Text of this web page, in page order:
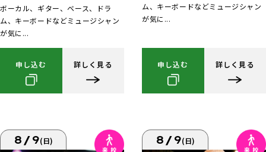
ボーカル、ギター、ベース、ドラ
ム、キーボードなどミュージシャン
が気に...
申し込む 詳しく見る
ム、キーボードなどミュージシャン
が気に...
申し込む 詳しく見る
8/9(日) 8/9(日)